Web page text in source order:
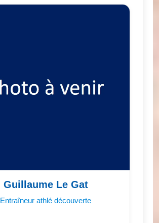
Guillaume Le Gat
Entraîneur athlé découverte